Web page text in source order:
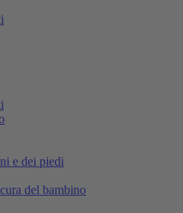
e dei piedi
del bambino